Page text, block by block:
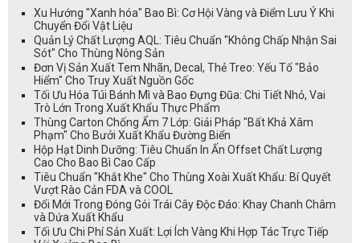
Xu Hướng "Xanh hóa" Bao Bì: Cơ Hội Vàng và Điểm Lưu Ý Khi
Chuyển Đổi Vật Liệu
Quản Lý Chất Lượng AQL: Tiêu Chuẩn "Không Chấp Nhận Sai
Sót" Cho Thùng Nông Sản
Đơn Vị Sản Xuất Tem Nhãn, Decal, Thẻ Treo: Yếu Tố "Bảo
Hiểm" Cho Truy Xuất Nguồn Gốc
Tối Ưu Hóa Túi Bánh Mì và Bao Đựng Đũa: Chi Tiết Nhỏ, Vai
Trò Lớn Trong Xuất Khẩu Thực Phẩm
Thùng Carton Chống Ẩm 7 Lớp: Giải Pháp "Bất Khả Xâm
Phạm" Cho Bưởi Xuất Khẩu Đường Biển
Hộp Hạt Dinh Dưỡng: Tiêu Chuẩn In Ấn Offset Chất Lượng
Cao Cho Bao Bì Cao Cấp
Tiêu Chuẩn "Khắt Khe" Cho Thùng Xoài Xuất Khẩu: Bí Quyết
Vượt Rào Cản FDA và COOL
Đổi Mới Trong Đóng Gói Trái Cây Độc Đáo: Khay Chanh Châm
và Dứa Xuất Khẩu
Tối Ưu Chi Phí Sản Xuất: Lợi Ích Vàng Khi Hợp Tác Trực Tiếp